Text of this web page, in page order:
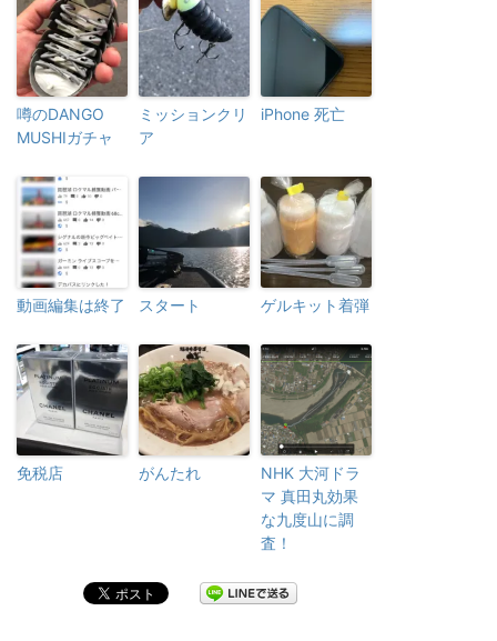
噂のDANGO
MUSHIガチャ
ミッションクリ
ア
iPhone 死亡
動画編集は終了 スタート ゲルキット着弾
免税店 がんたれ
NHK 大河ドラ
マ 真田丸効果
な九度山に調
査！